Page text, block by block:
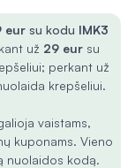
eur su kodu IMK3
už 29 eur su
perkant už
krepšeliui.
vaistams,
kuponams. Vieno
nuolaidos kodą.